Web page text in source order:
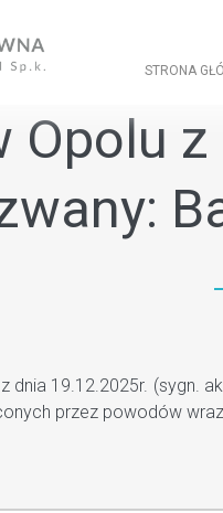
STRONA
Opolu
dnia 19.12.2025r. (sygn.
przez powodów